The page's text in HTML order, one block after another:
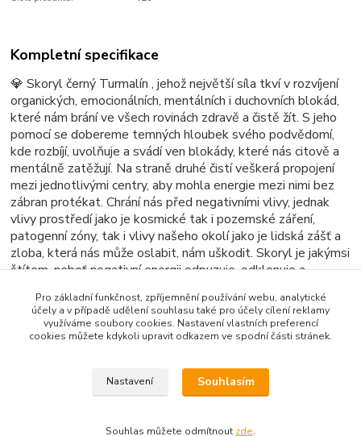
Kompletní specifikace
💎 Skoryl černý Turmalín , jehož největší síla tkví v rozvíjení
organických, emocionálních, mentálních i duchovních blokád,
které nám brání ve všech rovinách zdravě a čistě žít. S jeho
pomocí se dobereme temných hloubek svého podvědomí,
kde rozbíjí, uvolňuje a svádí ven blokády, které nás citově a
mentálně zatěžují. Na straně druhé čistí veškerá propojení
mezi jednotlivými centry, aby mohla energie mezi nimi bez
zábran protékat. Chrání nás před negativními vlivy, jednak
vlivy prostředí jako je kosmické tak i pozemské záření,
patogenní zóny, tak i vlivy našeho okolí jako je lidská zášť a
zloba, která nás může oslabit, nám uškodit. Skoryl je jakýmsi
štítem, neboť negativní energii odpuzuje, odklonuje a
🌿 Čistíme pod proudem čisté vody a nabíjíme na přímém
slunci.☀️
Zboží zařazeno v kategoriích
Pro základní funkčnost, zpříjemnění používání webu, analytické
účely a v případě udělení souhlasu také pro účely cílení reklamy
využíváme soubory cookies. Nastavení vlastních preferencí
cookies můžete kdykoli upravit odkazem ve spodní části stránek.
Nastavení Souhlasím
Souhlas můžete odmítnout zde.